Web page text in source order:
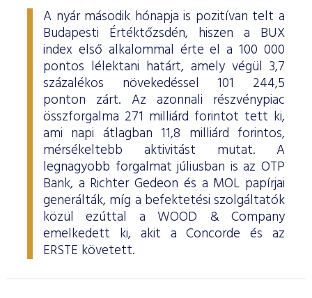
A nyár második hónapja is pozitívan telt a
Budapesti Értéktőzsdén, hiszen a BUX
index első alkalommal érte el a 100 000
pontos lélektani határt, amely végül 3,7
százalékos növekedéssel 101 244,5
ponton zárt. Az azonnali részvénypiac
összforgalma 271 milliárd forintot tett ki,
ami napi átlagban 11,8 milliárd forintos,
mérsékeltebb aktivitást mutat. A
legnagyobb forgalmat júliusban is az OTP
Bank, a Richter Gedeon és a MOL papírjai
generálták, míg a befektetési szolgáltatók
közül ezúttal a WOOD & Company
emelkedett ki, akit a Concorde és az
ERSTE követett.